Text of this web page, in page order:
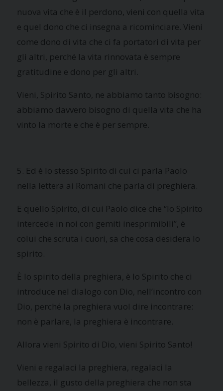
nuova vita che è il perdono, vieni con quella vita
e quel dono che ci insegna a ricominciare. Vieni
come dono di vita che ci fa portatori di vita per
gli altri, perché la vita rinnovata è sempre
gratitudine e dono per gli altri.
Vieni, Spirito Santo, ne abbiamo tanto bisogno:
abbiamo davvero bisogno di quella vita che ha
vinto la morte e che è per sempre.
5. Ed è lo stesso Spirito di cui ci parla Paolo
nella lettera ai Romani che parla di preghiera.
E quello Spirito, di cui Paolo dice che “lo Spirito
intercede in noi con gemiti inesprimibili”, è
colui che scruta i cuori, sa che cosa desidera lo
spirito.
È lo spirito della preghiera, è lo Spirito che ci
introduce nel dialogo con Dio, nell’incontro con
Dio, perché la preghiera vuol dire incontrare:
non è parlare, la preghiera è incontrare.
Allora vieni Spirito di Dio, vieni Spirito Santo!
Vieni e regalaci la preghiera, regalaci la
bellezza, il gusto della preghiera che non sta